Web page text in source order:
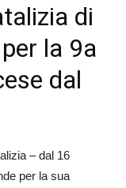
di
la 9a
dal
– dal 16
per la sua